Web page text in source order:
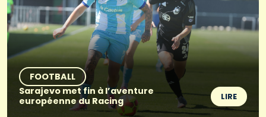
FOOTBALL
Sarajevo met fin à l’aventure
européenne du Racing
LIRE